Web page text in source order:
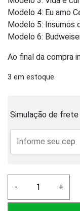
Modelo 4: Eu amo
Modelo 5: Insumos
Modelo 6:
Ao final da compra
3 em estoque
Simulação de frete
-
Garrafas
+